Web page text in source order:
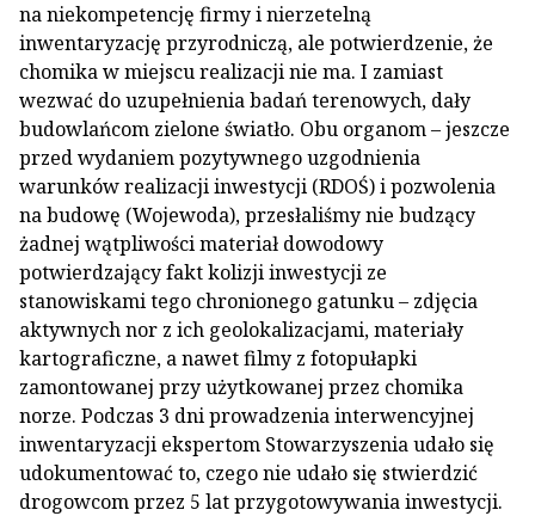
na niekompetencję firmy i nierzetelną
inwentaryzację przyrodniczą, ale potwierdzenie, że
chomika w miejscu realizacji nie ma. I zamiast
wezwać do uzupełnienia badań terenowych, dały
budowlańcom zielone światło. Obu organom – jeszcze
przed wydaniem pozytywnego uzgodnienia
warunków realizacji inwestycji (RDOŚ) i pozwolenia
na budowę (Wojewoda), przesłaliśmy nie budzący
żadnej wątpliwości materiał dowodowy
potwierdzający fakt kolizji inwestycji ze
stanowiskami tego chronionego gatunku – zdjęcia
aktywnych nor z ich geolokalizacjami, materiały
kartograficzne, a nawet filmy z fotopułapki
zamontowanej przy użytkowanej przez chomika
norze. Podczas 3 dni prowadzenia interwencyjnej
inwentaryzacji ekspertom Stowarzyszenia udało się
udokumentować to, czego nie udało się stwierdzić
drogowcom przez 5 lat przygotowywania inwestycji.